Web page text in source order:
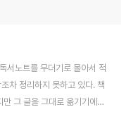
서노트를 무더기로 몰아서 적
차 정리하지 못하고 있다. 책
그 글을 그대로 옮기기에는
. 11월에 읽은 책 중에는 두